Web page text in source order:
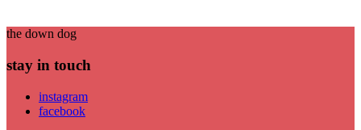
the down dog
stay in touch
instagram
facebook